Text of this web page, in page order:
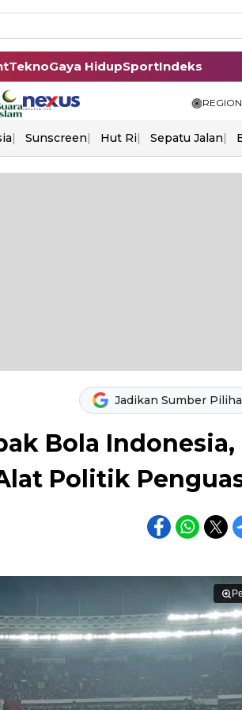
TeknoGaya HidupSportIndeks
Sunscreen Hut Ri Sepatu Jalan
Jadikan Sumber
Bola Indonesia,
Politik